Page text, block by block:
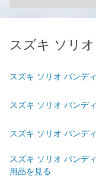
スズキ ソリ
スズキ ソリオ バンデ
スズキ ソリオ バンデ
スズキ ソリオ バンデ
スズキ ソリオ バンデ
用品を見る